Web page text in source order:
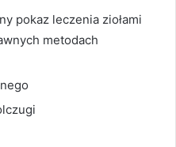
pokaz leczenia ziołami
metodach